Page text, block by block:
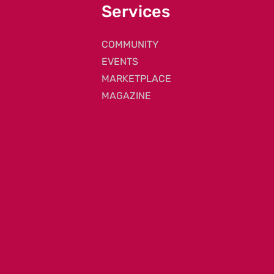
Services
COMMUNITY
EVENTS
MARKETPLACE
MAGAZINE